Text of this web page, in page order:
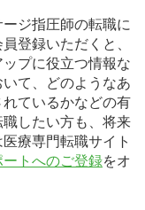
ジ指圧師の転職に
登録いただくと、
プに役立つ情報な
て、どのようなあ
ているかなどの有
したい方も、将来
療専門転職サイト
トへのご登録をオ